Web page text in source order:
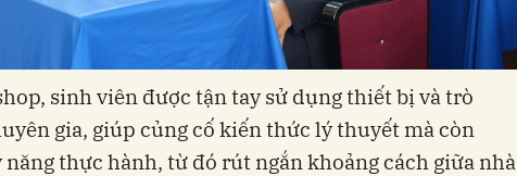
sinh viên được tận tay sử dụng thiết bị và trò
gia, giúp củng cố kiến thức lý thuyết mà còn
năng thực hành, từ đó rút ngắn khoảng cách giữa nhà